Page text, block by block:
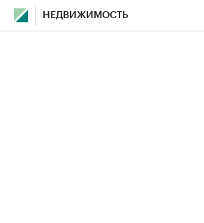
НЕДВИЖИМОСТЬ